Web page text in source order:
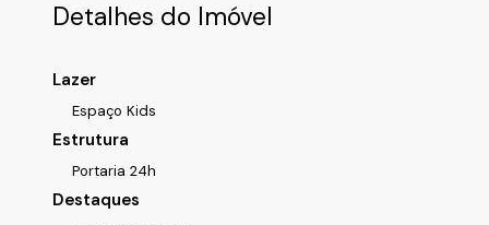
Detalhes do Imóvel
Lazer
Espaço Kids
Estrutura
Portaria 24h
Destaques